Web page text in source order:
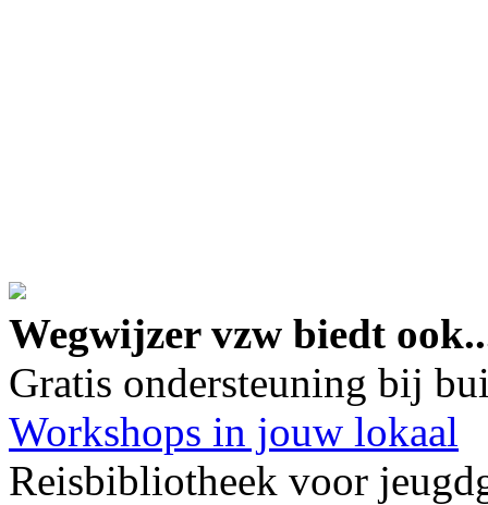
Wegwijzer vzw biedt
Gratis ondersteuning bij
Workshops in jouw lokaal
Reisbibliotheek voor